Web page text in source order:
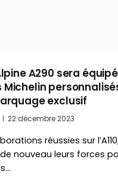
A290 sera
exclusif
22 décembre 2023
réussies sur
nouveau leurs forces